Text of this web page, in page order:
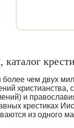
чем двух
и
крестиках
из одного